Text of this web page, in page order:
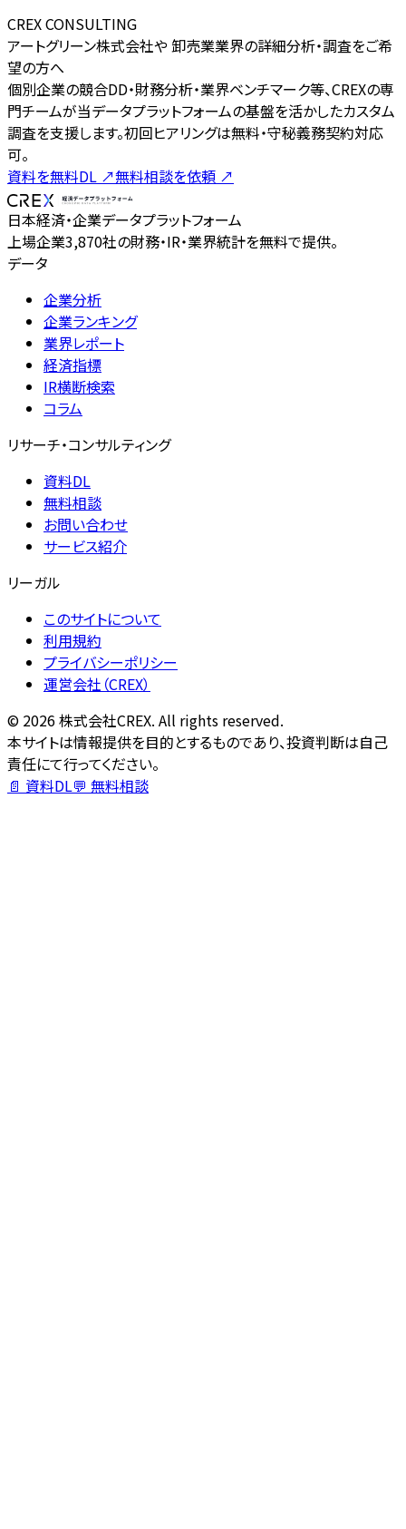
CREX CONSULTING
アートグリーン株式会社や 卸売業業界の詳細分析・調査をご希
望の方へ
個別企業の競合DD・財務分析・業界ベンチマーク等、CREXの専
門チームが当データプラットフォームの基盤を活かしたカスタム
調査を支援します。初回ヒアリングは無料・守秘義務契約対応
可。
資料を無料DL ↗無料相談を依頼 ↗
日本経済・企業データプラットフォーム
上場企業3,870社の財務・IR・業界統計を無料で提供。
データ
企業分析
企業ランキング
業界レポート
経済指標
IR横断検索
コラム
リサーチ・コンサルティング
資料DL
無料相談
お問い合わせ
サービス紹介
リーガル
このサイトについて
利用規約
プライバシーポリシー
運営会社（CREX）
© 2026株式会社CREX. All rights reserved.
本サイトは情報提供を目的とするものであり、投資判断は自己
責任にて行ってください。
📄 資料DL💬 無料相談